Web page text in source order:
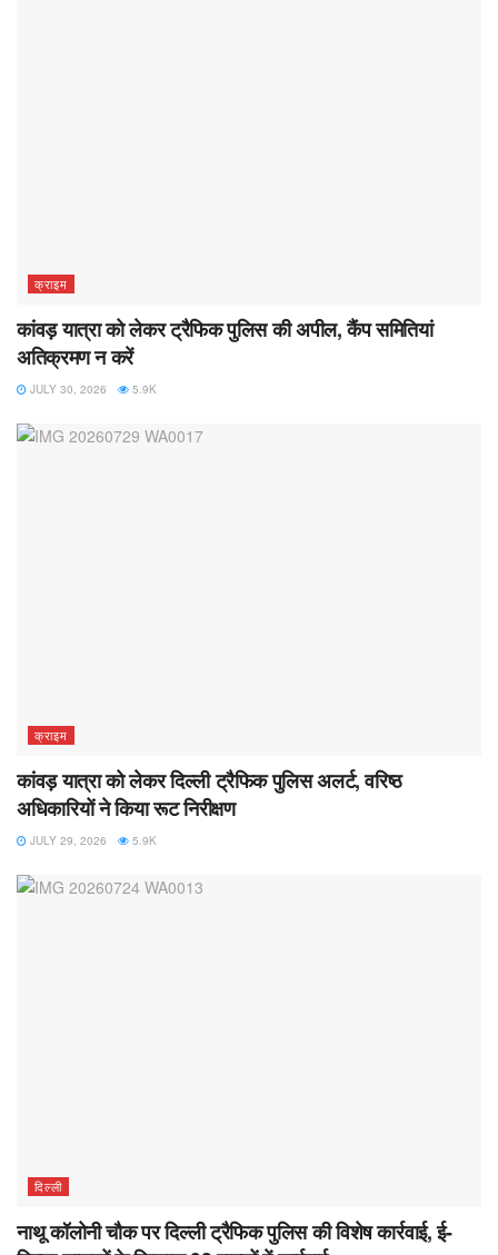
क्राइम
कांवड़ यात्रा को लेकर ट्रैफिक पुलिस की अपील, कैंप समितियां
अतिक्रमण न करें
JULY 30, 2026 5.9K
क्राइम
कांवड़ यात्रा को लेकर दिल्ली ट्रैफिक पुलिस अलर्ट, वरिष्ठ
अधिकारियों ने किया रूट निरीक्षण
JULY 29, 2026 5.9K
दिल्ली
नाथू कॉलोनी चौक पर दिल्ली ट्रैफिक पुलिस की विशेष कार्रवाई, ई-